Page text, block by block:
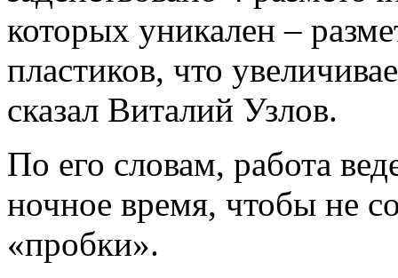
которых уникален –
пластиков, что
сказал Виталий Узлов.
По его словам, работа
ночное время, чтобы не
«пробки».